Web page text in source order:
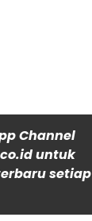
Channel
untuk
setiap